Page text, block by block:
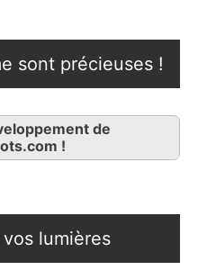
sont précieuses !
de
!
vos lumières